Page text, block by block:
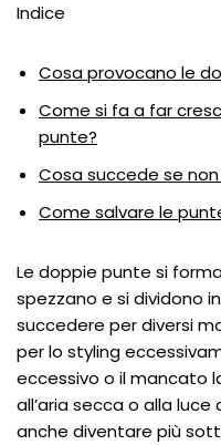
Indice
Cosa provocano le
Come si fa a far
punte?
Cosa succede se
Come salvare le
Le doppie punte si
spezzano e si dividono
succedere per diversi
per lo styling
eccessivo o il mancato
all’aria secca o alla luce
anche diventare più